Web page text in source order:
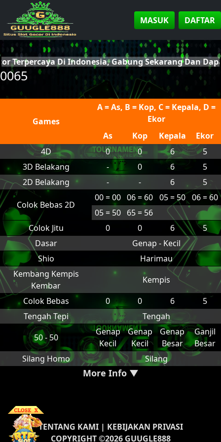
MASUK DAFTAR
Di Indonesia, Gabung Sekarang Dan
0065
Games
A = As, B = Kop, C = Kepala, D =
Ekor
As
Kop Kepala
Ekor
4D
0 0 6
5
3D Belakang
- 0 6
5
2D Belakang
- - 6 5
Colok Bebas 2D
00 = 00 06 = 60 05 = 50
06 = 60
05 = 50 65 = 56
Colok Jitu
0 0 6
5
Dasar
Genap - Kecil
Shio
Harimau
Kembang Kempis
Kembar
Kempis
Colok Bebas
0 0 6
5
Tengah Tepi
Tengah
50 - 50
Genap
Kecil
Genap
Kecil
Genap
Besar
Ganjil
Besar
Silang Homo
Silang
More Info ▼
TENTANG KAMI| KEBIJAKAN PRIVASI
COPYRIGHT ©2026 GUUGLE888